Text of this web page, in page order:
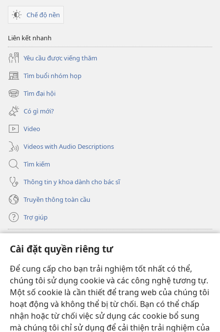
Cài đặt quyền riêng tư
Để cung cấp cho bạn trải nghiệm tốt nhất có thể,
chúng tôi sử dụng cookie và các công nghệ tương tự.
Một số cookie là cần thiết để trang web của chúng tôi
hoạt động và không thể bị từ chối. Bạn có thể chấp
nhận hoặc từ chối việc sử dụng các cookie bổ sung
mà chúng tôi chỉ sử dụng để cải thiện trải nghiệm của
Chế độ nền
Liên kết nhanh
Yêu cầu được viếng thăm
Tìm buổi nhóm họp
(mở
cửa
sổ
mới)
Tìm đại hội
(mở
cửa
sổ
mới)
Có gì mới?
Video
Videos with Audio Descriptions
Tìm kiếm
Thông tin y khoa dành cho bác sĩ
Truyền thông toàn cầu
Trợ giúp
(mở
cửa
sổ
mới)
THƯ VIỆN TRỰC TUYẾN Tháp Canh
(mở
cửa
sổ
mới)
JW Hub ®
(mở
cửa
sổ
mới)
JW Library